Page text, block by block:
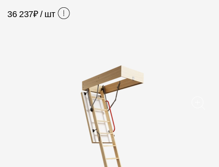
Пленки и мембраны
Ламинированная черепица
Комплектующие к кровле
Кровельная вентиляция
36 237₽ / шт